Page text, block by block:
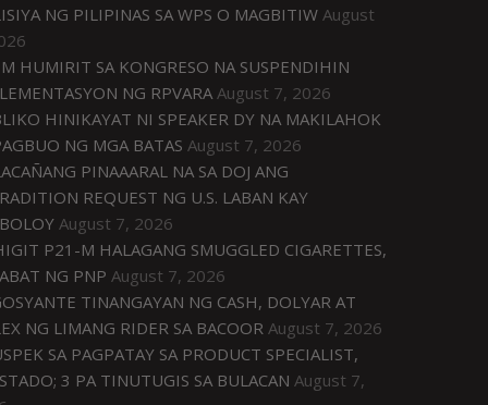
NG PILIPINAS SA WPS O MAGBITIW August
HUMIRIT SA KONGRESO NA SUSPENDIHIN
NG RPVARA August 7, 2026
HINIKAYAT NI SPEAKER DY NA MAKILAHOK
NG MGA BATAS August 7, 2026
PINAAARAL NA SA DOJ ANG
REQUEST NG U.S. LABAN KAY
August 7, 2026
P21-M HALAGANG SMUGGLED CIGARETTES,
NG PNP August 7, 2026
TINANGAYAN NG CASH, DOLYAR AT
NG LIMANG RIDER SA BACOOR August 7, 2026
SA PAGPATAY SA PRODUCT SPECIALIST,
3 PA TINUTUGIS SA BULACAN August 7,